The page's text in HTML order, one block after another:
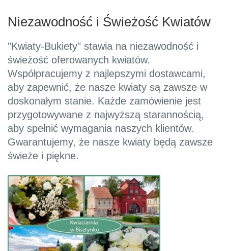
Niezawodność i Świeżość Kwiatów
"Kwiaty-Bukiety" stawia na niezawodność i
świeżość oferowanych kwiatów.
Współpracujemy z najlepszymi dostawcami,
aby zapewnić, że nasze kwiaty są zawsze w
doskonałym stanie. Każde zamówienie jest
przygotowywane z najwyższą starannością,
aby spełnić wymagania naszych klientów.
Gwarantujemy, że nasze kwiaty będą zawsze
świeże i piękne.